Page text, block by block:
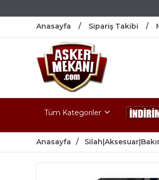
Anasayfa Sipariş Takibi
Tüm Kategoriler
Anasayfa